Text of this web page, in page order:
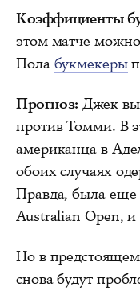
Коэффициенты
этом матче можно
Пола букмекеры
Прогноз: Джек
против Томми. В
американца в
обоих случаях
Правда, была
Australian Open, и
Но в
снова будут